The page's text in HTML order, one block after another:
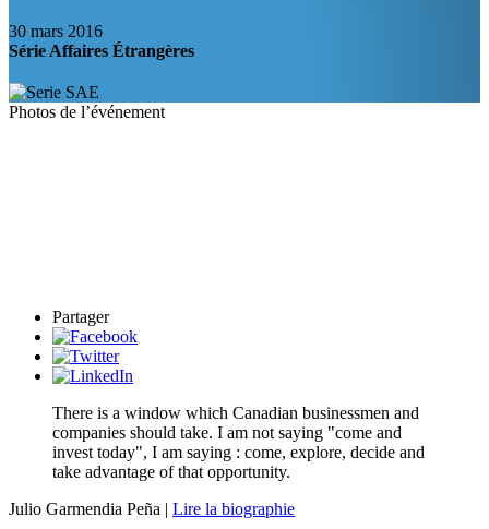
30 mars 2016
Série Affaires Étrangères
Photos de l’événement
Partager
There is a window which Canadian businessmen and
companies should take. I am not saying "come and
invest today", I am saying : come, explore, decide and
take advantage of that opportunity.
Julio Garmendia Peña | Lire la biographie